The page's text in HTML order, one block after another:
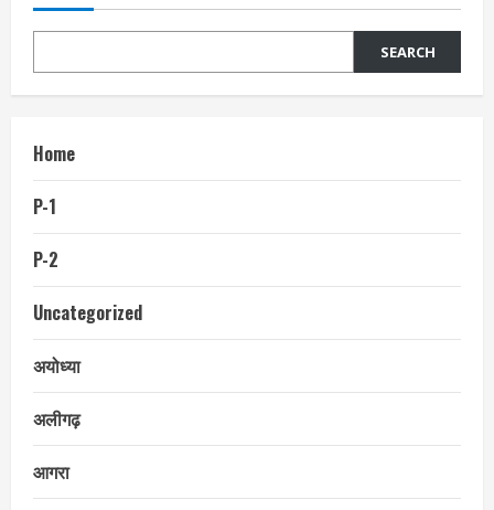
SEARCH
Home
P-1
P-2
Uncategorized
अयोध्या
अलीगढ़
आगरा